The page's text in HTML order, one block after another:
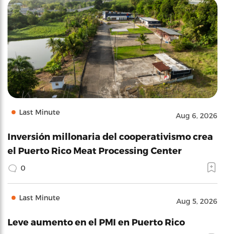
Last Minute Aug 6, 2026
Inversión millonaria del cooperativismo crea
el Puerto Rico Meat Processing Center
0
Last Minute Aug 5, 2026
Leve aumento en el PMI en Puerto Rico